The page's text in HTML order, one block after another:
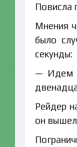
Повисла
Мнения
было
секунды:
— Идем
Рейдер
он